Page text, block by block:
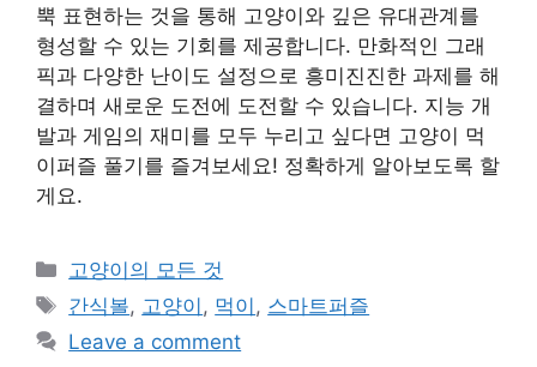
뿍 표현하는 것을 통해 고양이와 깊은 유대관계를
형성할 수 있는 기회를 제공합니다. 만화적인 그래
픽과 다양한 난이도 설정으로 흥미진진한 과제를 해
결하며 새로운 도전에 도전할 수 있습니다. 지능 개
발과 게임의 재미를 모두 누리고 싶다면 고양이 먹
이퍼즐 풀기를 즐겨보세요! 정확하게 알아보도록 할
게요.
Categories
고양이의 모든 것
Tags
간식볼, 고양이 , 먹이 , 스마트퍼즐
Leave a comment